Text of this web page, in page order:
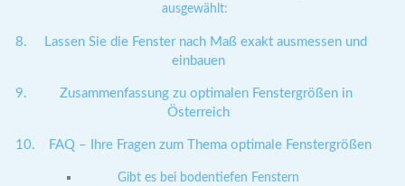
ausgewählt:
Lassen Sie die Fenster nach Maß exakt ausmessen und
einbauen
Zusammenfassung zu optimalen Fenstergrößen in
Österreich
FAQ – Ihre Fragen zum Thema optimale Fenstergrößen
Gibt es bei bodentiefen Fenstern